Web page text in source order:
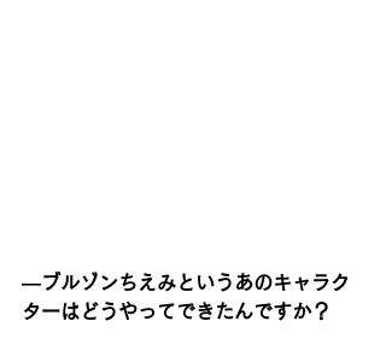
―ブルゾンちえみというあのキャラク
ターはどうやってできたんですか？